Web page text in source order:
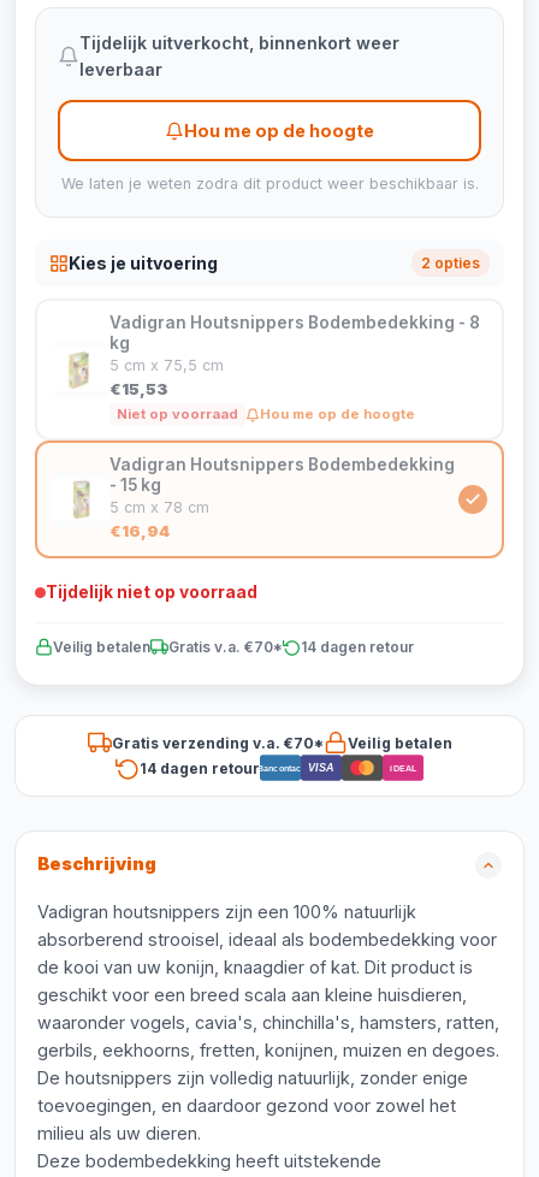
Tijdelijk uitverkocht, binnenkort weer
leverbaar
Hou me op de hoogte
We laten je weten zodra dit product weer beschikbaar is.
Kies je uitvoering 2 opties
Vadigran Houtsnippers Bodembedekking - 8
kg
5 cm x 75,5 cm
€15,53
Niet op voorraad Hou me op de hoogte
Vadigran Houtsnippers Bodembedekking
- 15 kg
5 cm x 78 cm
€16,94
Tijdelijk niet op voorraad
Veilig betalen Gratis v.a. €70* 14 dagen retour
Gratis verzending v.a. €70*
Veilig betalen
14 dagen retourBancontact VISA iDEAL
Beschrijving
Vadigran houtsnippers zijn een 100% natuurlijk
absorberend strooisel, ideaal als bodembedekking voor
de kooi van uw konijn, knaagdier of kat. Dit product is
geschikt voor een breed scala aan kleine huisdieren,
waaronder vogels, cavia's, chinchilla's, hamsters, ratten,
gerbils, eekhoorns, fretten, konijnen, muizen en degoes.
De houtsnippers zijn volledig natuurlijk, zonder enige
toevoegingen, en daardoor gezond voor zowel het
milieu als uw dieren.
Deze bodembedekking heeft uitstekende